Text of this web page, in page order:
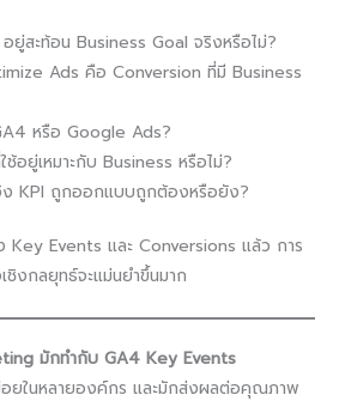
ยู่สะท้อน Business Goal จริงหรือไม่?
Ads คือ Conversion ที่มี Business
หรือ Google Ads?
ยู่เหมาะกับ Business หรือไม่?
ง KPI ถูกออกแบบถูกต้องหรือยัง?
ง Key Events และ Conversions แล้ว การ
งกลยุทธ์จะแม่นยำขึ้นมาก
มักทำกับ GA4 Key Events
ยในหลายองค์กร และมักส่งผลต่อคุณภาพ